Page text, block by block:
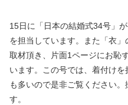
15日に「日本の結婚式34号」
を担当しています。また「衣
取材頂き、片面1ページにお恥
います。この号では、着付け
も多いので是非ご覧ください
す。